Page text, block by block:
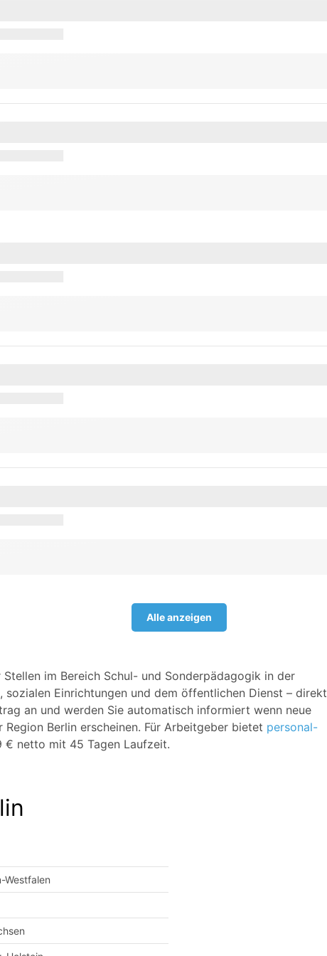
Alle anzeigen
im Bereich Schul- und Sonderpädagogik in der
sozialen Einrichtungen und dem öffentlichen Dienst – direkt
an und werden Sie automatisch informiert wenn neue
Berlin erscheinen. Für Arbeitgeber bietet personal-
€ netto mit 45 Tagen Laufzeit.
Westfalen